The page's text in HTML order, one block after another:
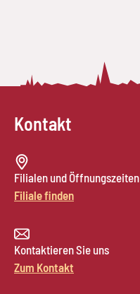
Kontakt
Filialen und Öffnungszeiten
Filiale finden
Kontaktieren Sie uns
Zum Kontakt